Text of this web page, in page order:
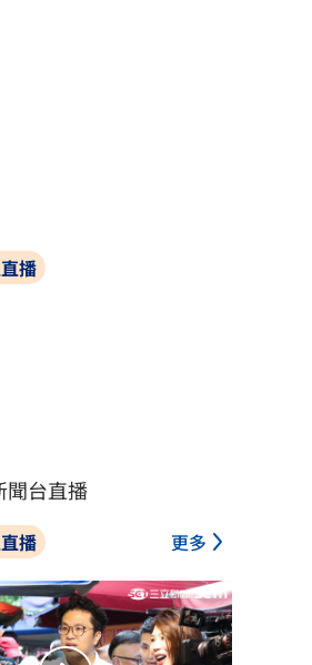
播
聞台直播
播 更多